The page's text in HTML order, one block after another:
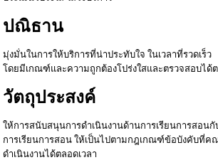
ปณิธาน
มุ่งมั่นในการให้บริการที่น่าประทับใจ ในเวลาที่รวดเร็ว
โดยมีเกณฑ์และความถูกต้องโปร่งใสและตรวจสอบได้ต
วัตถุประสงค์
ให้การสนับสนุนการดำเนินงานด้านการเรียนการสอน
การเรียนการสอน ให้เป็นไปตามกฎเกณฑ์ข้อบังคับที่
ดำเนินงานได้ตลอดเวลา